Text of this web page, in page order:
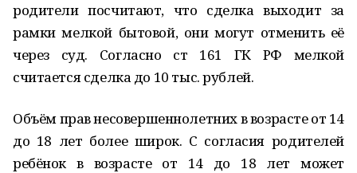
родители посчитают, что сделка выходит за
рамки мелкой бытовой, они могут отменить её
через суд. Согласно ст 161 ГК РФ мелкой
считается сделка до 10 тыс. рублей.
Объём прав несовершеннолетних в возрасте от 14
до 18 лет более широк. С согласия родителей
ребёнок в возрасте от 14 до 18 лет может